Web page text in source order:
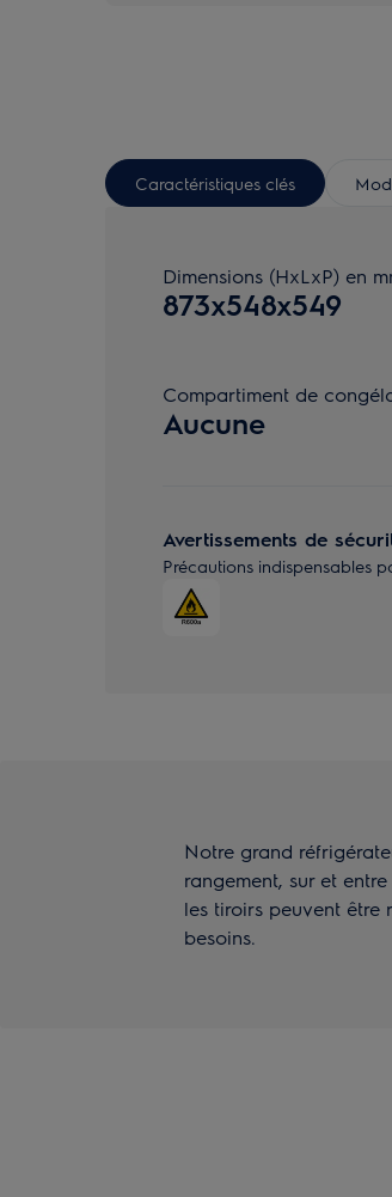
Caractéristiques clés
Dimensions (HxLxP) en
873x548x549
Compartiment de
Aucune
Avertissements de
Précautions indispensables
Notre grand
rangement, sur et
les tiroirs peuvent être
besoins.